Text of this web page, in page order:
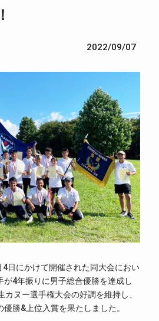
2022/09/07
日にかけて開催された同大会におい
が4年振りに男子総合優勝を達成し
カヌー選手権大会の好調を維持し、
勝&上位入賞を果たしました。